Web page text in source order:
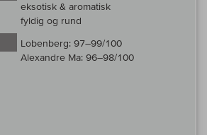
eksotisk & aromatisk
fyldig og rund
Lobenberg: 97–99/100
Alexandre Ma: 96–98/100